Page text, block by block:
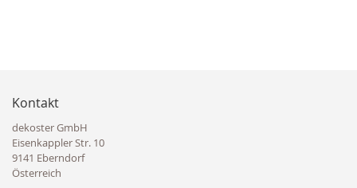
Kontakt
dekoster GmbH
Eisenkappler Str. 10
9141 Eberndorf
Österreich